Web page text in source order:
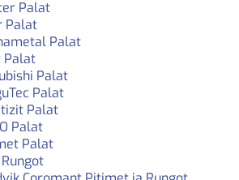
Palat
Palat
Palat
Palat
Palat
Palat
Palat
Palat
Palat